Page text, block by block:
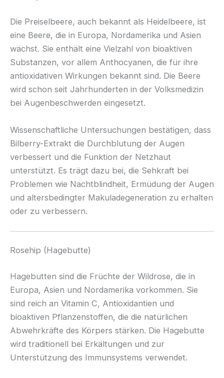
Die Preiselbeere, auch bekannt als Heidelbeere, ist
eine Beere, die in Europa, Nordamerika und Asien
wächst. Sie enthält eine Vielzahl von bioaktiven
Substanzen, vor allem Anthocyanen, die für ihre
antioxidativen Wirkungen bekannt sind. Die Beere
wird schon seit Jahrhunderten in der Volksmedizin
bei Augenbeschwerden eingesetzt.
Wissenschaftliche Untersuchungen bestätigen, dass
Bilberry-Extrakt die Durchblutung der Augen
verbessert und die Funktion der Netzhaut
unterstützt. Es trägt dazu bei, die Sehkraft bei
Problemen wie Nachtblindheit, Ermüdung der Augen
und altersbedingter Makuladegeneration zu erhalten
oder zu verbessern.
Rosehip (Hagebutte)
Hagebutten sind die Früchte der Wildrose, die in
Europa, Asien und Nordamerika vorkommen. Sie
sind reich an Vitamin C, Antioxidantien und
bioaktiven Pflanzenstoffen, die die natürlichen
Abwehrkräfte des Körpers stärken. Die Hagebutte
wird traditionell bei Erkältungen und zur
Unterstützung des Immunsystems verwendet.